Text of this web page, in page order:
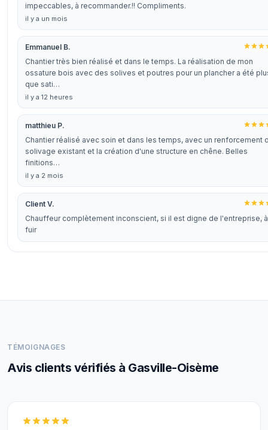
impeccables, à recommander.!! Compliments.
il y a un mois
Emmanuel B.
Chantier très bien réalisé et dans le temps. La réalisation de mon
ossature bois avec des solives et poutres pour un plancher a été
que sati…
il y a 12 heures
matthieu P.
Chantier réalisé avec soin et dans les temps, avec un renforcement
solivage existant et la création d'une structure en chêne. Belles
finitions…
il y a 2 mois
Client V.
Chauffeur complètement inconscient, si il est digne de l'entreprise, à
fuir
TÉMOIGNAGES
Avis clients vérifiés à Gasville-Oisème